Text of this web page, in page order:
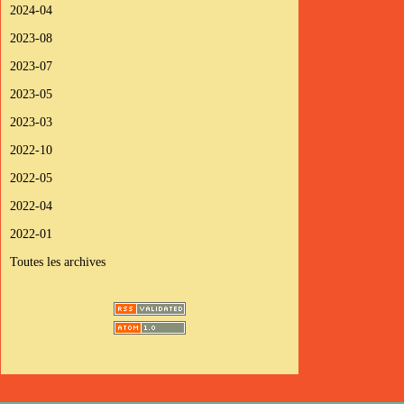
2024-04
2023-08
2023-07
2023-05
2023-03
2022-10
2022-05
2022-04
2022-01
Toutes les archives